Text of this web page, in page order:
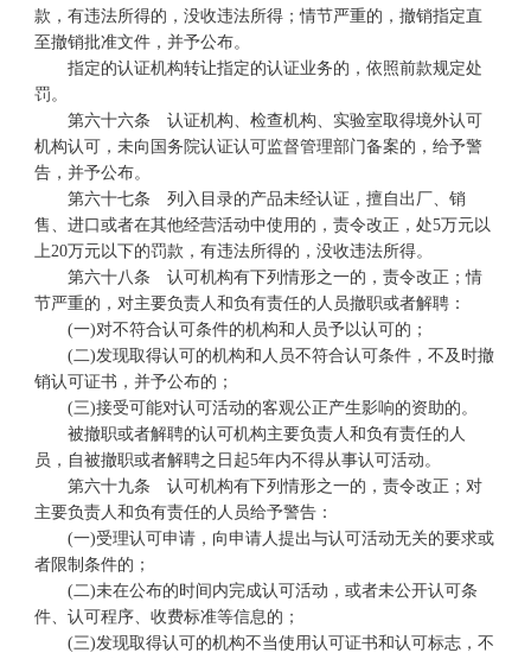
款，有违法所得的，没收违法所得；情节严重的，撤销指定直
至撤销批准文件，并予公布。
指定的认证机构转让指定的认证业务的，依照前款规定处
罚。
第六十六条 认证机构、检查机构、实验室取得境外认可
机构认可，未向国务院认证认可监督管理部门备案的，给予警
告，并予公布。
第六十七条 列入目录的产品未经认证，擅自出厂、销
售、进口或者在其他经营活动中使用的，责令改正，处5万元以
上20万元以下的罚款，有违法所得的，没收违法所得。
第六十八条 认可机构有下列情形之一的，责令改正；情
节严重的，对主要负责人和负有责任的人员撤职或者解聘：
(一)对不符合认可条件的机构和人员予以认可的；
(二)发现取得认可的机构和人员不符合认可条件，不及时撤
销认可证书，并予公布的；
(三)接受可能对认可活动的客观公正产生影响的资助的。
被撤职或者解聘的认可机构主要负责人和负有责任的人
员，自被撤职或者解聘之日起5年内不得从事认可活动。
第六十九条 认可机构有下列情形之一的，责令改正；对
主要负责人和负有责任的人员给予警告：
(一)受理认可申请，向申请人提出与认可活动无关的要求或
者限制条件的；
(二)未在公布的时间内完成认可活动，或者未公开认可条
件、认可程序、收费标准等信息的；
(三)发现取得认可的机构不当使用认可证书和认可标志，不